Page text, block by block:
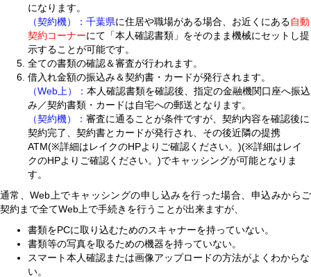
になります。
（契約機）： 千葉県に住居や職場がある場合、お近くにある自動
契約コーナーにて「本人確認書類」をそのまま機械にセットし提
示することが可能です。
全ての書類の確認＆審査が行われます。
借入れ金額の振込み＆契約書・カードが発行されます。
（Web上）： 本人確認書類を確認後、指定の金融機関口座へ振込
み／契約書類・カードは自宅への郵送となります。
（契約機）： 審査に通ることが条件ですが、契約内容を確認後に
契約完了、契約書とカードが発行され、その後近隣の提携
ATM(※詳細はレイクのHPよりご確認ください。)(※詳細はレイ
クのHPよりご確認ください。)でキャッシングが可能となりま
す。
通常、Web上でキャッシングの申し込みを行った場合、申込みからご
契約まで全てWeb上で手続きを行うことが出来ますが、
書類をPCに取り込むためのスキャナーを持っていない。
書類等の写真を取るための機器を持っていない。
スマート本人確認または画像アップロードの方法がよくわからな
い。